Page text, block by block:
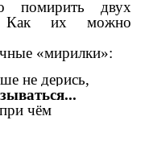
помирить двух
Как их можно
«мирилки»:
не дерись,
чём